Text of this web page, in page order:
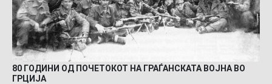
80 ГОДИНИ ОД ПОЧЕТОКОТ НА ГРАЃАНСКАТА ВОЈНА ВО
ГРЦИЈА